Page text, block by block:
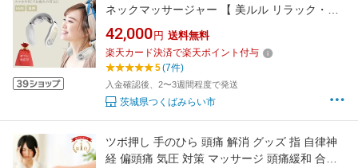
ネックマッサージャー 【 美ルル リラック・ビ
ー 】 マッサージ マッサージ器 肩こり 電化製品
プレゼント 美容機器 コードレス ems 温熱 母
の日 父の日
42,000 円 送料無料
楽天カード決済で楽天ポイント付与
5(7件)
入金確認後、2〜3週間程度で発送
茨城県つくばみらい市
ツボ押し 手のひら 頭痛 解消 グッズ 指 自律神
経 偏頭痛 気圧 対策 マッサージ 頭痛緩和 合谷